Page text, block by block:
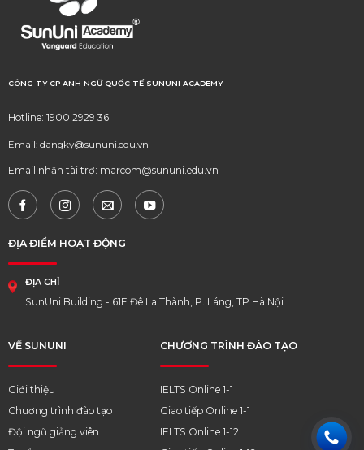
CÔNG TY CP ANH NGỮ QUỐC TẾ SUNUNI ACADEMY
Hotline: 1900 2929 36
Email: dangky@sununi.edu.vn
Email nhận tài trợ: marcom@sununi.edu.vn
VỀ SUNUNI
Giới thiệu
Chương trình đào tạo
Đội ngũ giảng viên
ĐỊA ĐIỂM HOẠT ĐỘNG
ĐỊA CHỈ
SunUni Building - 61E Đê La Thành, P. Láng, TP Hà Nội
CHƯƠNG TRÌNH ĐÀO TẠO
IELTS Online 1-1
Giao tiếp Online 1-1
IELTS Online 1-12